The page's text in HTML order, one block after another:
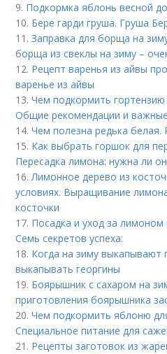
9. Подкормка яблонь весной
10. Бере гарди груша. Груша
11.Заправка для борща на
борща из свеклы на зиму –
12. Рецепт варенья из айвы
варенье из айвы
13.Чем подкормить гортензию
Общие рекомендации и
14.Чем полезна редька белая.
15. Как выбрать горшок для
Пересадка лимона: нужна ли
16.Лимонное дерево из
условиях. Выращивание
косточки
17. Посадка и уход за
Семь секретов успеха:
18. Когда на зиму выкапывают
выкапывать георгины
19. Боярышник с сахаром на
приготовления боярышника
20.Чем подкормить яблоню
Специальное питание для
21. Рецепты заготовок из